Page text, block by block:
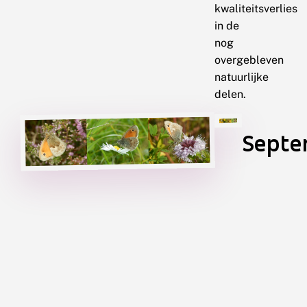
kwaliteitsverlies
in de
nog
overgebleven
natuurlijke
delen.